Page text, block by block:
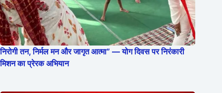
निरोगी तन, निर्मल मन और जागृत आत्मा” — योग दिवस पर निरंकारी
मिशन का प्रेरक अभियान